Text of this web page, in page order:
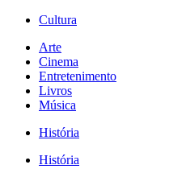
Cultura
Arte
Cinema
Entretenimento
Livros
Música
História
História